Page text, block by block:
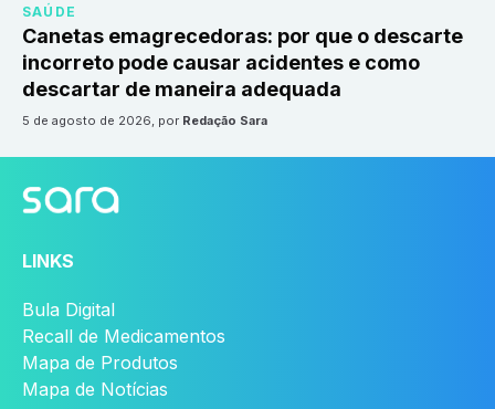
SAÚDE
Canetas emagrecedoras: por que o descarte
incorreto pode causar acidentes e como
descartar de maneira adequada
5 de agosto de 2026, por Redação Sara
LINKS
Bula Digital
Recall de Medicamentos
Mapa de Produtos
Mapa de Notícias